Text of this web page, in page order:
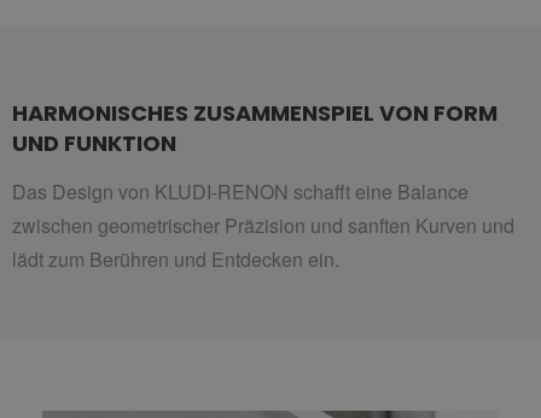
HARMONISCHES ZUSAMMENSPIEL VON FORM
UND FUNKTION
Das Design von KLUDI-RENON schafft eine Balance
zwischen geometrischer Präzision und sanften Kurven und
lädt zum Berühren und Entdecken ein.